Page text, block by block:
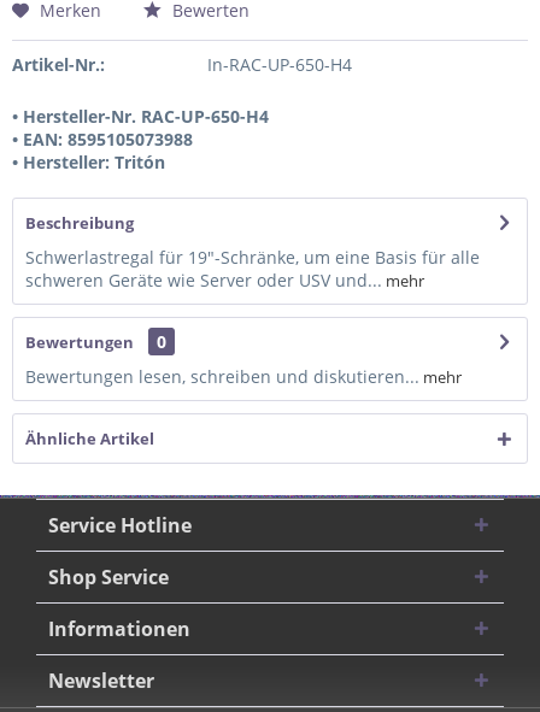
Merken Bewerten
Artikel-Nr.: In-RAC-UP-650-H4
• Hersteller-Nr. RAC-UP-650-H4
• EAN: 8595105073988
• Hersteller: Tritón
Beschreibung
Schwerlastregal für 19"-Schränke, um eine Basis für alle
schweren Geräte wie Server oder USV und... mehr
Bewertungen
0
Bewertungen lesen, schreiben und diskutieren... mehr
Ähnliche Artikel
Service Hotline
Shop Service
Informationen
Newsletter